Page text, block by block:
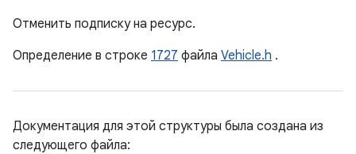
Отменить подписку на ресурс.
Определение в строке 1727 файла Vehicle.h .
Документация для этой структуры была создана из
следующего файла: